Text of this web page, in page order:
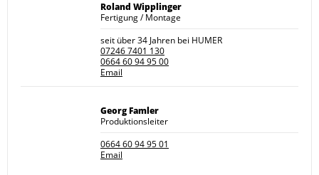
Roland Wipplinger
Fertigung / Montage
seit über 34 Jahren bei HUMER
07246 7401 130
0664 60 94 95 00
Email
Georg Famler
Produktionsleiter
0664 60 94 95 01
Email